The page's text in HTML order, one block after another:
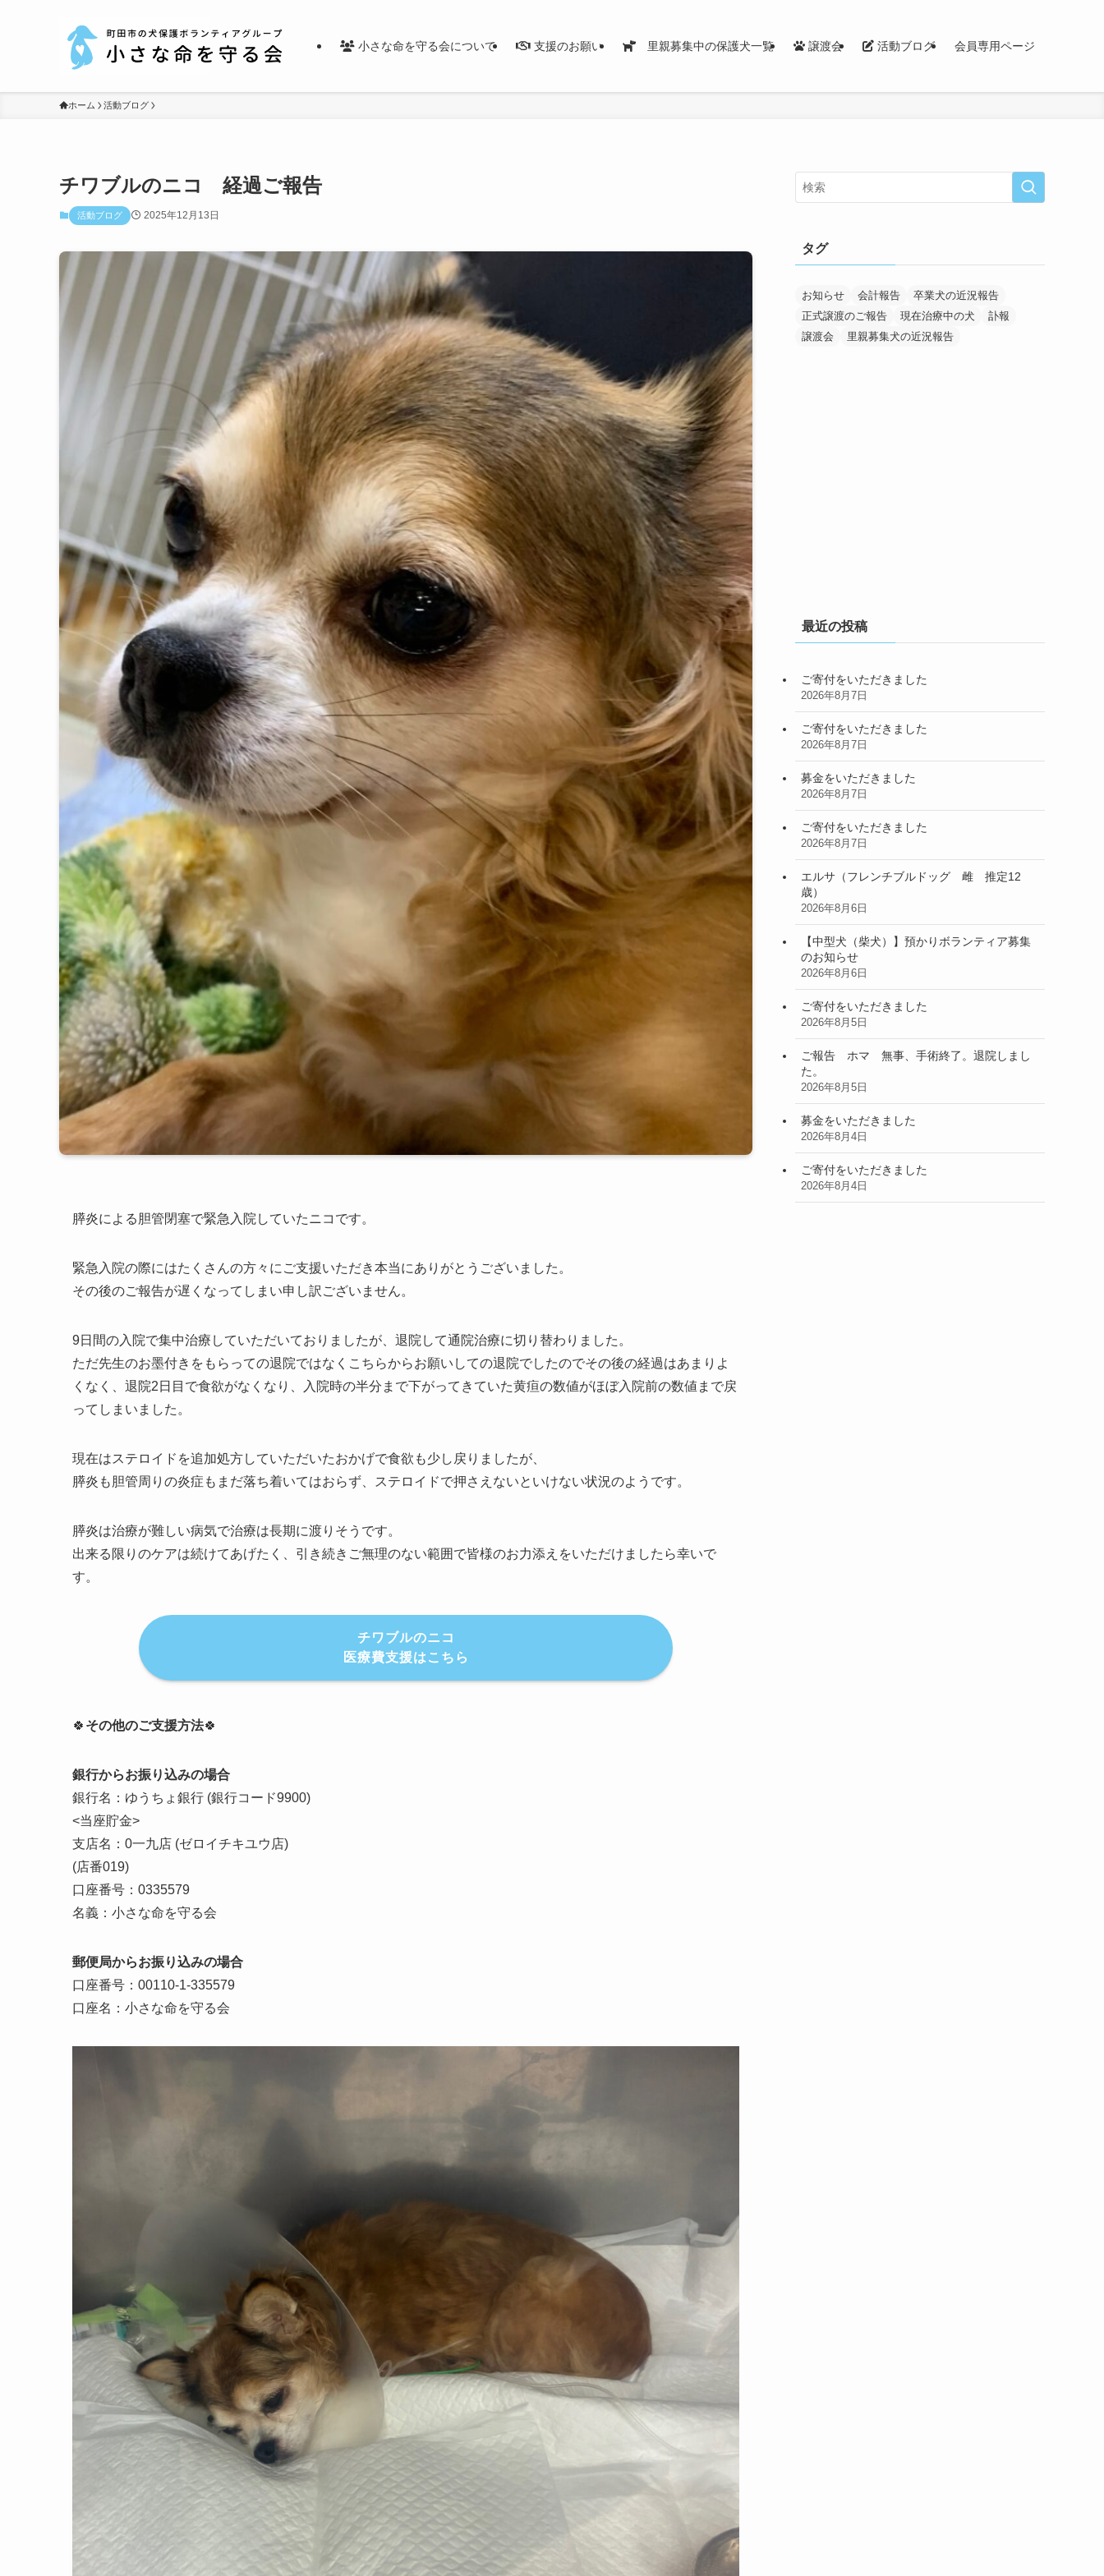
小さな命を守る会について 支援のお願い 里親募集中の保護犬一覧 譲渡会 活動ブログ 会員専用ページ
ホーム 活動ブログ
チワブルのニコ 経過ご報告
活動ブログ 2025年12月13日
膵炎による胆管閉塞で緊急入院していたニコです。
緊急入院の際にはたくさんの方々にご支援いただき本当にありがとうございました。
その後のご報告が遅くなってしまい申し訳ございません。
9日間の入院で集中治療していただいておりましたが、退院して通院治療に切り替わりました。
ただ先生のお墨付きをもらっての退院ではなくこちらからお願いしての退院でしたのでその後の経過はあまりよ
くなく、退院2日目で食欲がなくなり、入院時の半分まで下がってきていた黄疸の数値がほぼ入院前の数値まで戻
ってしまいました。
現在はステロイドを追加処方していただいたおかげで食欲も少し戻りましたが、
膵炎も胆管周りの炎症もまだ落ち着いてはおらず、ステロイドで押さえないといけない状況のようです。
膵炎は治療が難しい病気で治療は長期に渡りそうです。
出来る限りのケアは続けてあげたく、引き続きご無理のない範囲で皆様のお力添えをいただけましたら幸いで
す。
チワブルのニコ
医療費支援はこちら
🍀 その他のご支援方法🍀
銀行からお振り込みの場合
銀行名：ゆうちょ銀行 (銀行コード9900)
<当座貯金>
支店名：0一九店 (ゼロイチキユウ店)
(店番019)
口座番号：0335579
名義：小さな命を守る会
郵便局からお振り込みの場合
口座番号：00110-1-335579
口座名：小さな命を守る会
タグ
お知らせ 会計報告
卒業犬の近況報告
正式譲渡のご報告
現在治療中の犬
訃報
譲渡会
里親募集犬の近況報告
最近の投稿
ご寄付をいただきました
2026年8月7日
ご寄付をいただきました
2026年8月7日
募金をいただきました
2026年8月7日
ご寄付をいただきました
2026年8月7日
エルサ（フレンチブルドッグ 雌 推定12
歳）
2026年8月6日
【中型犬（柴犬）】預かりボランティア募集
のお知らせ
2026年8月6日
ご寄付をいただきました
2026年8月5日
ご報告 ホマ 無事、手術終了。退院しまし
た。
2026年8月5日
募金をいただきました
2026年8月4日
ご寄付をいただきました
2026年8月4日